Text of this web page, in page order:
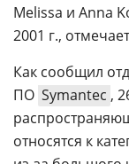
Об
издании
Вакансии
Контакты
Max
Telegram
Дзен
VK
Rutube
Melissa и Anna
2001 г.,
Как сообщил
ПО Symantec ,
относятся к